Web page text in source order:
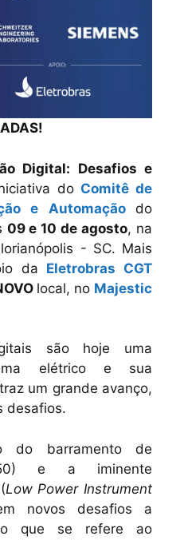
Digital: Desafios e
do Comitê de
e Automação
do
09 e 10 de agosto, na
- SC. Mais
da Eletrobras CGT
local, no Majestic
são hoje uma
elétrico e sua
um grande avanço,
desafios.​
do barramento de
e a iminente
Low Power Instrument
novos desafios a
que se refere ao